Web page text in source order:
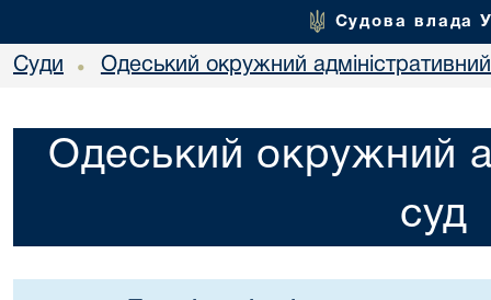
Судова влада
Суди • Одеський окружний
Одеський окружний
суд